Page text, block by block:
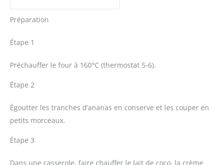
Préparation
Étape 1
Préchauffer le four à 160°C (thermostat 5-6).
Étape 2
Égoutter les tranches d’ananas en conserve et les couper en
petits morceaux.
Étape 3
Dans une casserole, faire chauffer le lait de coco, la crème